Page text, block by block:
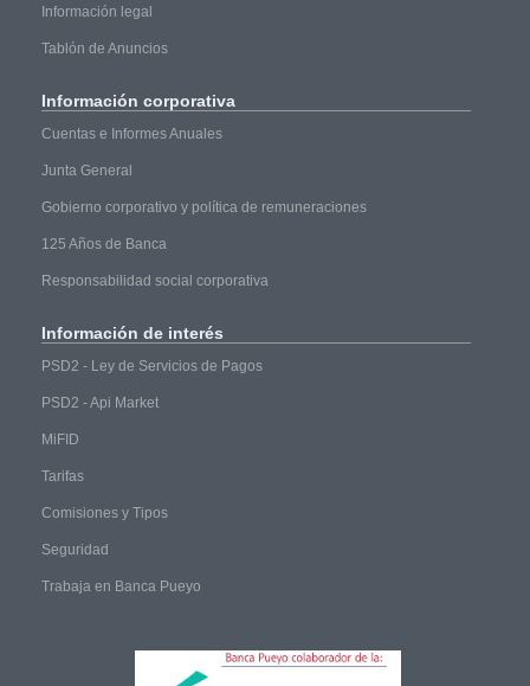
Información legal
Tablón de Anuncios
Información corporativa
Cuentas e Informes Anuales
Junta General
Gobierno corporativo y política de remuneraciones
125 Años de Banca
Responsabilidad social corporativa
Información de interés
PSD2 - Ley de Servicios de Pagos
PSD2 - Api Market
MiFID
Tarifas
Comisiones y Tipos
Seguridad
Trabaja en Banca Pueyo